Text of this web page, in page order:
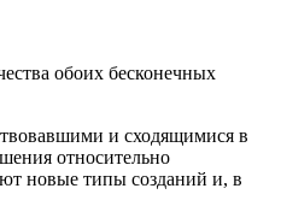
обоих бесконечных
и сходящимися в
относительно
новые типы созданий и, в